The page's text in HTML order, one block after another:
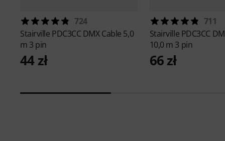
724
Stairville PDC3CC DMX Cable 5,0
m 3 pin
44 zł
711
Stairville PDC3CC
10,0 m 3 pin
66 zł